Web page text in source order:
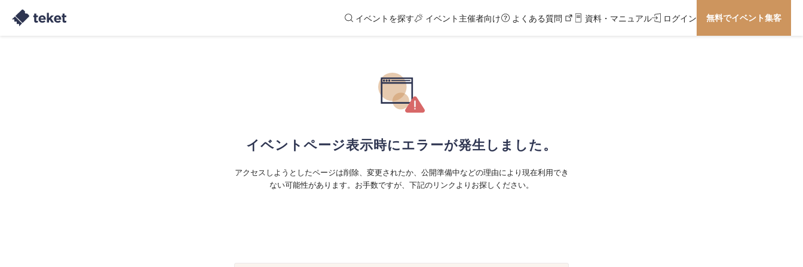
イベントを探す イベント主催者向け よくある質問 資料・マニュアル ログイン 無料でイベント集客
イベントページ表示時にエラーが発生しました。
アクセスしようとしたページは削除、変更されたか、公開準備中などの理由により現在利用でき
ない可能性があります。お手数ですが、下記のリンクよりお探しください。